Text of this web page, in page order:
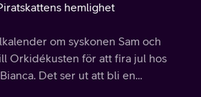
hemlighet
om syskonen Sam och
Orkidékusten för att fira jul hos
Det ser ut att bli en